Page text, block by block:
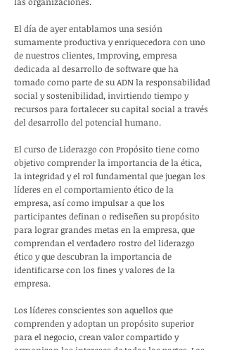
El día de ayer entablamos una sesión
sumamente productiva y enriquecedora con uno
de nuestros clientes, Improving, empresa
dedicada al desarrollo de software que ha
tomado como parte de su ADN la responsabilidad
social y sostenibilidad, invirtiendo tiempo y
recursos para fortalecer su capital social a través
del desarrollo del potencial humano.
El curso de Liderazgo con Propósito tiene como
objetivo comprender la importancia de la ética,
la integridad y el rol fundamental que juegan los
líderes en el comportamiento ético de la
empresa, así como impulsar a que los
participantes definan o rediseñen su propósito
para lograr grandes metas en la empresa, que
comprendan el verdadero rostro del liderazgo
ético y que descubran la importancia de
identificarse con los fines y valores de la
empresa.
Los líderes conscientes son aquellos que
comprenden y adoptan un propósito superior
para el negocio, crean valor compartido y